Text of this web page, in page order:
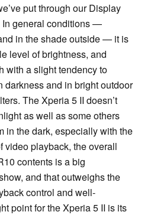
put through our Display
In general conditions —
in the shade outside — it is
level of brightness, and
with a slight tendency to
darkness and in bright outdoor
The Xperia 5 II doesn’t
as well as some others
in the dark, especially with the
video playback, the overall
contents is a big
and that outweighs the
control and well-
point for the Xperia 5 II is its